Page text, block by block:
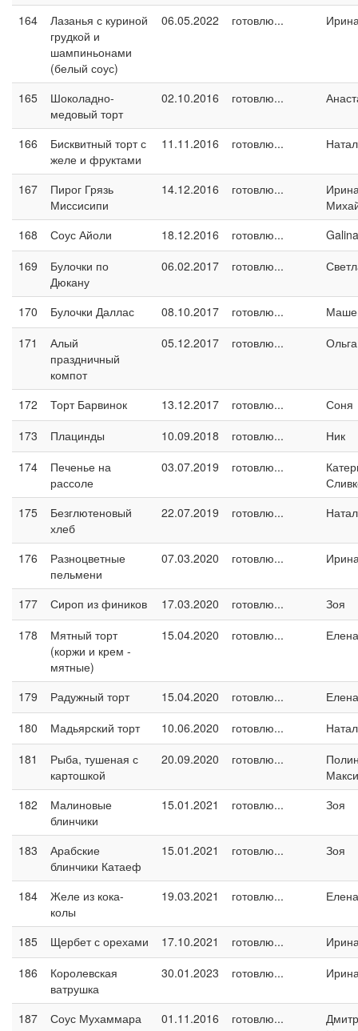
164
Лазанья с куриной
грудкой и
шампиньонами
(белый соус)
06.05.2022 готовлю...
165
Шоколадно-
медовый торт
02.10.2016 готовлю...
166
Бисквитный торт с
желе и фруктами
11.11.2016 готовлю...
167
Пирог Грязь
Миссисипи
14.12.2016 готовлю...
168
Соус Айоли 18.12.2016 готовлю...
169
Булочки по
Дюкану
06.02.2017 готовлю...
170 Булочки Даллас 08.10.2017 готовлю...
171
Алый
праздничный
компот
05.12.2017 готовлю...
172 Торт Барвинок 13.12.2017 готовлю...
Соня
173
Плацинды 10.09.2018 готовлю...
Ник
174
Печенье на
рассоле
03.07.2019 готовлю...
175
Безглютеновый
хлеб
22.07.2019 готовлю...
176
Разноцветные
пельмени
07.03.2020 готовлю...
177 Сироп из фиников 17.03.2020 готовлю...
Зоя
178
Мятный торт
(коржи и крем -
мятные)
15.04.2020 готовлю...
179 Радужный торт 15.04.2020 готовлю...
180
Мадьярский торт 10.06.2020 готовлю...
181
Рыба, тушеная с
картошкой
20.09.2020 готовлю...
182
Малиновые
блинчики
15.01.2021 готовлю... Зоя
183
Арабские
блинчики Катаеф
15.01.2021 готовлю... Зоя
184
Желе из кока-
колы
19.03.2021 готовлю...
185 Щербет с орехами 17.10.2021 готовлю...
186
Королевская
ватрушка
30.01.2023 готовлю...
187 Соус Мухаммара 01.11.2016 готовлю...